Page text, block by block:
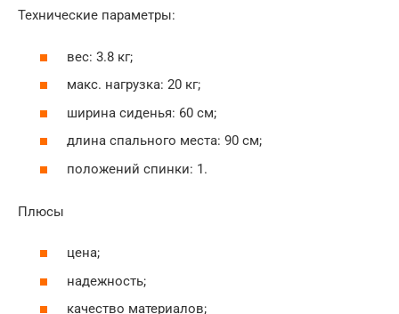
Технические параметры:
вес: 3.8 кг;
макс. нагрузка: 20 кг;
ширина сиденья: 60 см;
длина спального места: 90 см;
положений спинки: 1.
Плюсы
цена;
надежность;
качество материалов;